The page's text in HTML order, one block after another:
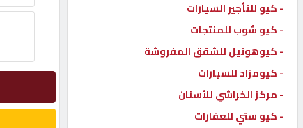
إتصل
بنا
إعلانات
- كيو للتأجير السيارات
- كيو شوب للمنتجات
- كيوهوتيل للشقق المفروشة
- كيومزاد للسيارات
- مركز الخراشي للأسنان
- كيو ستي للعقارات